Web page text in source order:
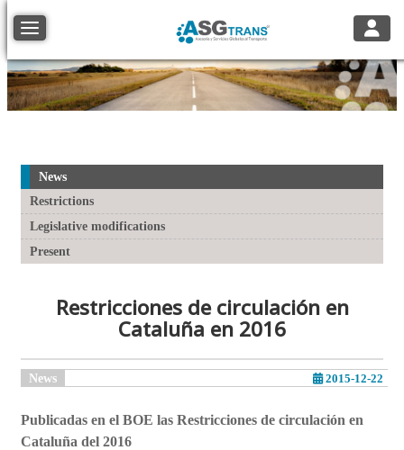
Toggle navigation
News
Restrictions
Legislative modifications
Present
Restricciones de circulación en
Cataluña en 2016
News 2015-12-22
Publicadas en el BOE las Restricciones de circulación en
Cataluña del 2016